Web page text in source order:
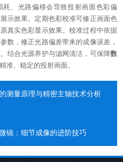
、光路偏移会导致投射画面色彩偏
示效果。定期色彩校准可修正画面色
真实色彩显示效果。校准过程中依据
数，修正光路偏差带来的成像误差，
结合光源养护与滤网清洁，可保障数
准、稳定的投射画面。
测量原理与精密主轴技术分析
镜：细节成像的进阶技巧